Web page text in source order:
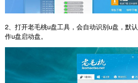
2、打开老毛桃u盘工具，会自动识别u盘，默认
作u盘启动盘。